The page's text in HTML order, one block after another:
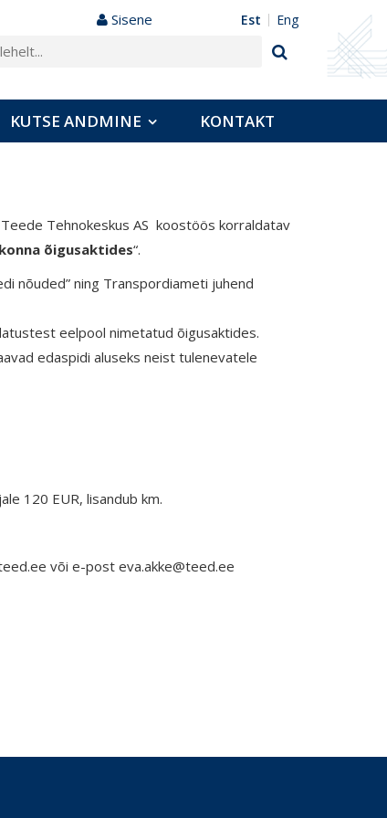
Sisene est eng
KUTSE ANDMINE KONTAKT
Tehnokeskus AS koostöös korraldatav
õigusaktides“.
nõuded” ning Transpordiameti juhend
eelpool nimetatud õigusaktides.
edaspidi aluseks neist tulenevatele
120 EUR, lisandub km.
või e-post eva.akke@teed.ee